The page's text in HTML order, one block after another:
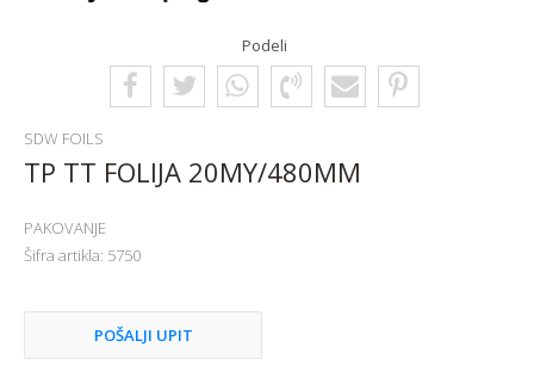
Podeli
SDW FOILS
TP TT FOLIJA 20MY/480MM
PAKOVANJE
Šifra artikla: 5750
POŠALJI UPIT